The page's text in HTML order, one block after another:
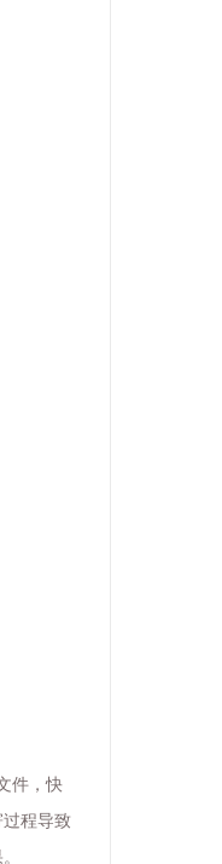
件，快
程导致